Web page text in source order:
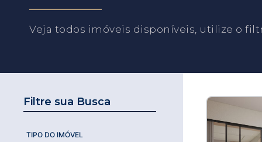
Veja todos imóveis disponíveis, utilize o
Filtre sua Busca
TIPO DO IMÓVEL